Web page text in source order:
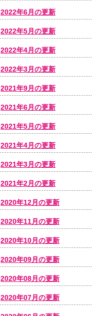
2022年6月の更新
2022年5月の更新
2022年4月の更新
2022年3月の更新
2021年9月の更新
2021年6月の更新
2021年5月の更新
2021年4月の更新
2021年3月の更新
2021年2月の更新
2020年12月の更新
2020年11月の更新
2020年10月の更新
2020年09月の更新
2020年08月の更新
2020年07月の更新